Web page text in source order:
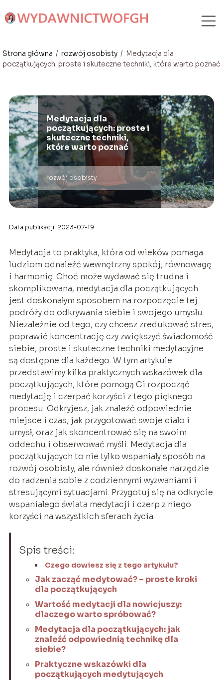
Strona główna / rozwój osobisty / Medytacja dla
początkujących: proste i skuteczne techniki, które warto poznać
Medytacja dla
początkujących: proste i
skuteczne techniki,
które warto poznać
rozwój osobisty
Data publikacji: 2023-07-19
Medytacja to praktyka, która od wieków pomaga
ludziom odnaleźć wewnętrzny spokój, równowagę
i harmonię. Choć może wydawać się trudna i
skomplikowana, medytacja dla początkujących
jest doskonałym sposobem na rozpoczęcie tej
podróży do odkrywania siebie i swojego umysłu.
Niezależnie od tego, czy chcesz zredukować stres,
poprawić koncentrację czy zwiększyć świadomość
siebie, proste i skuteczne techniki medytacyjne
są dostępne dla każdego. W tym artykule
przedstawimy kilka praktycznych wskazówek dla
początkujących, które pomogą Ci rozpocząć
medytację i czerpać korzyści z tego pięknego
procesu. Odkryjesz, jak znaleźć odpowiednie
miejsce i czas, jak przygotować swoje ciało i
umysł, oraz jak skoncentrować się na swoim
oddechu i obserwować myśli. Medytacja dla
początkujących to nie tylko wspaniały sposób na
rozwój osobisty, ale również doskonałe narzędzie
do radzenia sobie z codziennymi wyzwaniami i
stresującymi sytuacjami. Przygotuj się na odkrycie
wspaniałego świata medytacji i czerp z niego
korzyści na wszystkich sferach życia.
Spis treści:
Czego dowiesz się z tego artykułu?
Jak zacząć medytować? – proste kroki
dla początkujących
Wartość medytacji dla nowicjuszy:
dlaczego warto spróbować?
Medytacja dla początkujących: jak
znaleźć odpowiednią technikę dla
siebie?
Praktyczne wskazówki dla
początkujących medytujących